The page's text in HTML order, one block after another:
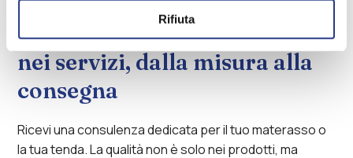
Rifiuta
Consulenza e qualità anche
nei servizi, dalla misura alla
consegna
Ricevi una consulenza dedicata per il tuo materasso o
la tua tenda. La qualità non è solo nei prodotti, ma